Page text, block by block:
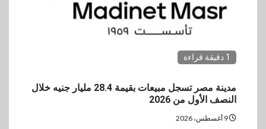
1 دقيقة قراءة
مدينة مصر تسجل مبيعات بقيمة 28.4 مليار جنيه خلال
النصف الأول من 2026